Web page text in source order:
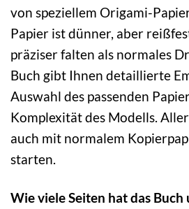
von speziellem Origami-
Papier ist dünner, aber
präziser falten als normales
Buch gibt Ihnen detaillierte
Auswahl des passenden
Komplexität des Modells.
auch mit normalem
starten.
Wie viele Seiten hat das Buch